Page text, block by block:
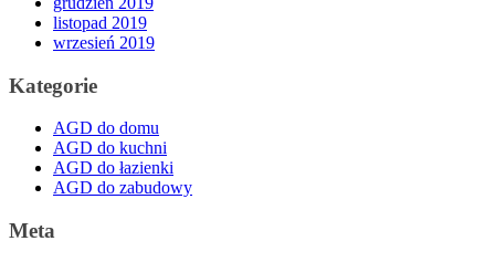
listopad 2019
wrzesień 2019
Kategorie
AGD do domu
AGD do kuchni
AGD do łazienki
AGD do zabudowy
Meta